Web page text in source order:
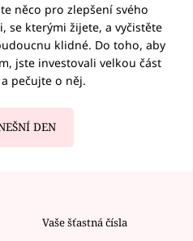
něco pro zlepšení svého
se kterými žijete, a vyčistěte
klidné. Do toho, aby
jste investovali velkou část
pečujte o něj.
DEN
Vaše šťastná čísla